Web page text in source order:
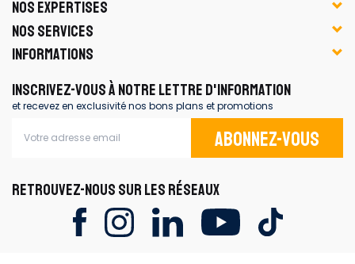
NOS EXPERTISES
NOS SERVICES
INFORMATIONS
INSCRIVEZ-VOUS À NOTRE LETTRE D'INFORMATION
et recevez en exclusivité nos bons plans et promotions
Abonnez-vous
RETROUVEZ-NOUS SUR LES RÉSEAUX